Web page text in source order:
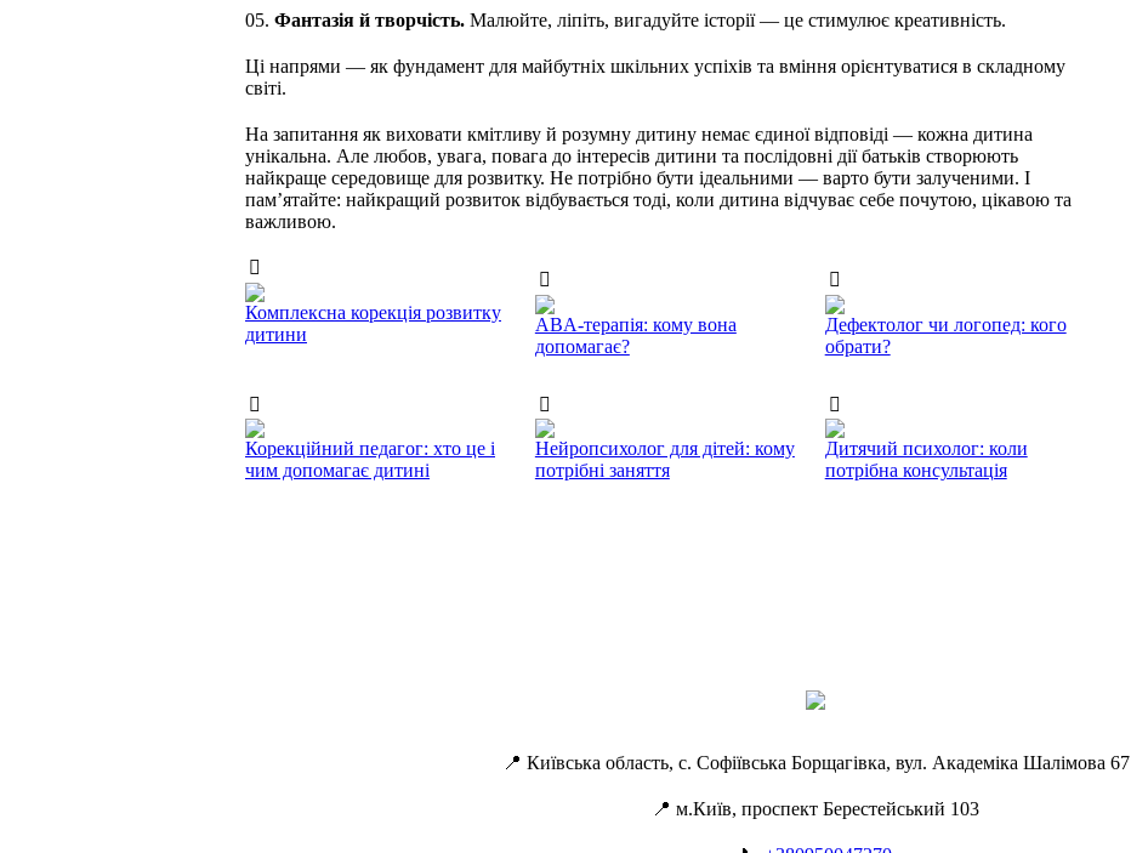
Фантазія й творчість. Малюйте, ліпіть, вигадуйте історії — це стимулює креативність.
Ці напрями — як фундамент для майбутніх шкільних успіхів та вміння орієнтуватися в складному
світі.
На запитання як виховати кмітливу й розумну дитину немає єдиної відповіді — кожна дитина
унікальна. Але любов, увага, повага до інтересів дитини та послідовні дії батьків створюють
найкраще середовище для розвитку. Не потрібно бути ідеальними — варто бути залученими. І
пам’ятайте: найкращий розвиток відбувається тоді, коли дитина відчуває себе почутою, цікавою та
важливою.
Комплексна корекція розвитку
дитини
ABA-терапія: кому вона
допомагає?
Дефектолог чи логопед: кого
обрати?
Корекційний педагог: хто це і
чим допомагає дитині
Нейропсихолог для дітей: кому
потрібні заняття
Дитячий психолог: коли
потрібна консультація
📍 Київська область, с. Софіївська Борщагівка, вул. Академіка Шалімова 67
📍 м.Київ, проспект Берестейський 103